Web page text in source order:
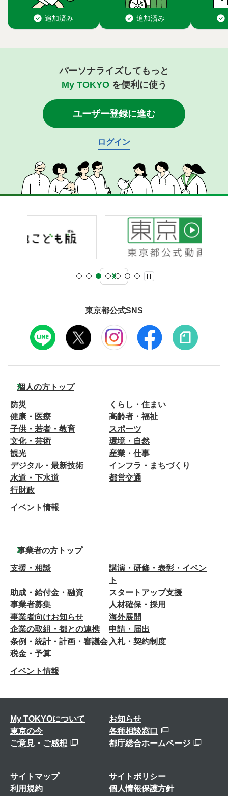
パーソナライズしてもっと
My TOKYOを便利に使う
ユーザー登録に進む
ログイン
東京都公式SNS
個人の方トップ
防災
くらし・住まい
健康・医療
高齢者・福祉
子供・若者・教育
スポーツ
文化・芸術
環境・自然
観光
産業・仕事
デジタル・最新技術
インフラ・まちづくり
水道・下水道
都営交通
行財政
イベント情報
事業者の方トップ
支援・相談
講演・研修・表彰・イベン
ト
助成・給付金・融資
スタートアップ支援
事業者募集
人材確保・採用
事業者向けお知らせ
海外展開
企業の取組・都との連携
申請・届出
条例・統計・計画・審議会 入札・契約制度
税金・予算
イベント情報
My TOKYOについて
お知らせ
東京の今
各種相談窓口
ご意見・ご感想
都庁総合ホームページ
サイトマップ
サイトポリシー
利用規約
個人情報保護方針